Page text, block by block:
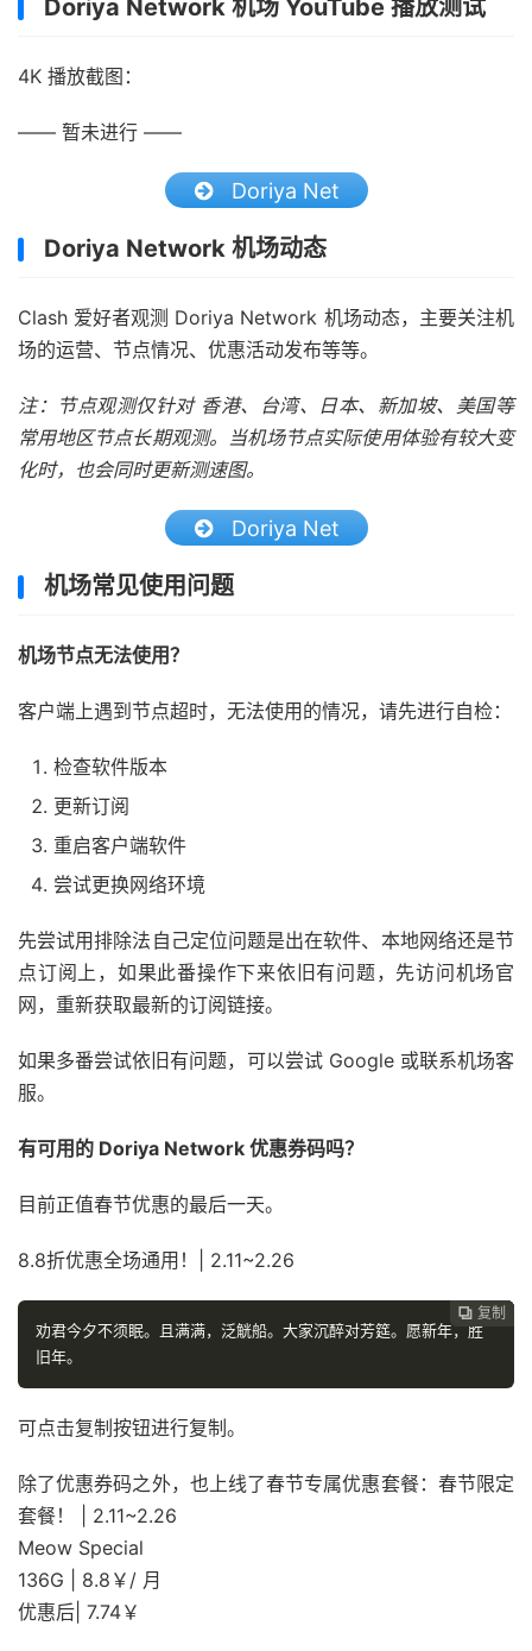
Doriya Network 机场 YouTube 播放测试
4K 播放截图：
—— 暂未进行 ——
Doriya Net
Doriya Network 机场动态
Clash 爱好者观测 Doriya Network 机场动态，主要关注机
场的运营、节点情况、优惠活动发布等等。
注：节点观测仅针对 香港、台湾、日本、新加坡、美国等
常用地区节点长期观测。当机场节点实际使用体验有较大变
化时，也会同时更新测速图。
Doriya Net
机场常见使用问题
机场节点无法使用？
客户端上遇到节点超时，无法使用的情况，请先进行自检：
检查软件版本
更新订阅
重启客户端软件
尝试更换网络环境
先尝试用排除法自己定位问题是出在软件、本地网络还是节
点订阅上，如果此番操作下来依旧有问题，先访问机场官
网，重新获取最新的订阅链接。
如果多番尝试依旧有问题，可以尝试 Google 或联系机场客
服。
有可用的 Doriya Network 优惠券码吗？
目前正值春节优惠的最后一天。
8.8折优惠全场通用！| 2.11~2.26
 复制
 复制
 复制
劝君今夕不须眠。且满满，泛觥船。大家沉醉对芳筵。愿新年，胜
旧年。
可点击复制按钮进行复制。
除了优惠券码之外，也上线了春节专属优惠套餐：春节限定
套餐！ | 2.11~2.26
Meow Special
136G | 8.8￥/ 月
优惠后| 7.74￥